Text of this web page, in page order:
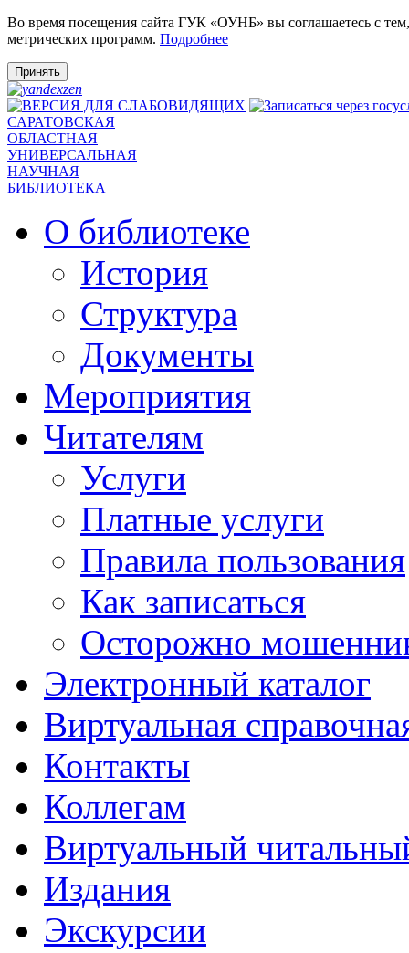
Во время посещения сайта ГУК «ОУНБ» вы соглашаетесь с
метрических программ. Подробнее
Принять
САРАТОВСКАЯ
ОБЛАСТНАЯ
УНИВЕРСАЛЬНАЯ
НАУЧНАЯ
БИБЛИОТЕКА
О библиотеке
История
Структура
Документы
Мероприятия
Читателям
Услуги
Платные услуги
Правила пользования
Как записаться
Осторожно
Электронный каталог
Виртуальная
Контакты
Коллегам
Виртуальный
Издания
Экскурсии